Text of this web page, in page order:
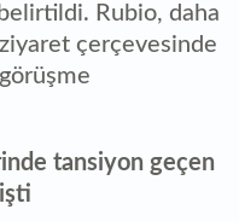
belirtildi. Rubio, daha
çerçevesinde
tansiyon geçen